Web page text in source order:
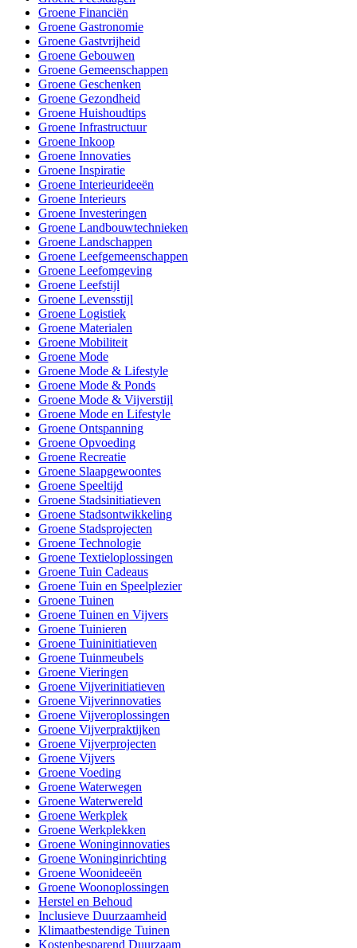
Groene Financiën
Groene Gastronomie
Groene Gastvrijheid
Groene Gebouwen
Groene Gemeenschappen
Groene Geschenken
Groene Gezondheid
Groene Huishoudtips
Groene Infrastructuur
Groene Inkoop
Groene Innovaties
Groene Inspiratie
Groene Interieurideeën
Groene Interieurs
Groene Investeringen
Groene Landbouwtechnieken
Groene Landschappen
Groene Leefgemeenschappen
Groene Leefomgeving
Groene Leefstijl
Groene Levensstijl
Groene Logistiek
Groene Materialen
Groene Mobiliteit
Groene Mode
Groene Mode & Lifestyle
Groene Mode & Ponds
Groene Mode & Vijverstijl
Groene Mode en Lifestyle
Groene Ontspanning
Groene Opvoeding
Groene Recreatie
Groene Slaapgewoontes
Groene Speeltijd
Groene Stadsinitiatieven
Groene Stadsontwikkeling
Groene Stadsprojecten
Groene Technologie
Groene Textieloplossingen
Groene Tuin Cadeaus
Groene Tuin en Speelplezier
Groene Tuinen
Groene Tuinen en Vijvers
Groene Tuinieren
Groene Tuininitiatieven
Groene Tuinmeubels
Groene Vieringen
Groene Vijverinitiatieven
Groene Vijverinnovaties
Groene Vijveroplossingen
Groene Vijverpraktijken
Groene Vijverprojecten
Groene Vijvers
Groene Voeding
Groene Waterwegen
Groene Waterwereld
Groene Werkplek
Groene Werkplekken
Groene Woninginnovaties
Groene Woninginrichting
Groene Woonideeën
Groene Woonoplossingen
Herstel en Behoud
Inclusieve Duurzaamheid
Klimaatbestendige Tuinen
Kostenbesparend Duurzaam